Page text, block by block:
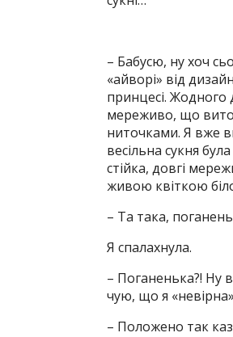
– Бабусю, ну хоч
«айворі» від
принцесі.
мереживо, що
ниточками. Я вже
весільна сукня
стійка, довгі
живою квіткою
– Та така,
Я спалахнула.
– Поганенька?! Ну
чую, що я
– Положено так